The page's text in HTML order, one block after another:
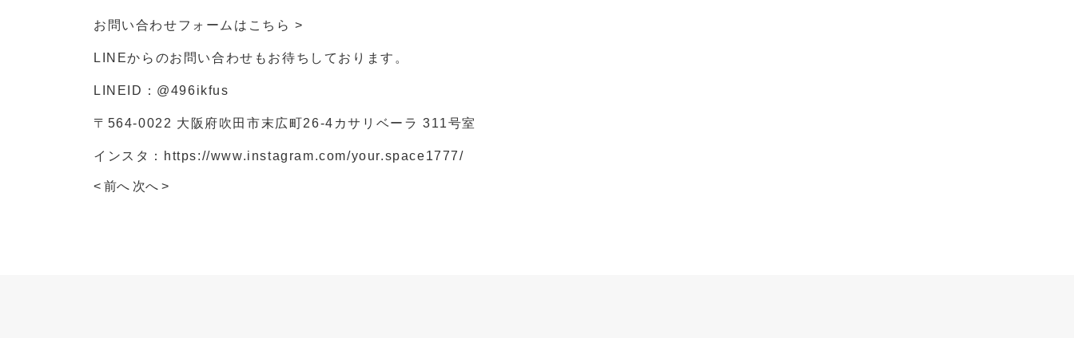
お問い合わせフォームは こちら >
LINEからのお問い合わせもお待ちしております。
LINEID： @496ikfus
〒564-0022 大阪府吹田市末広町26-4カサリベーラ 311号室
インスタ： https://www.instagram.com/your.space1777/
< 前へ 次へ >